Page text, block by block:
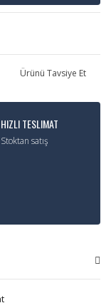
Ürünü Tavsiye Et
HIZLI TESLIMAT
Stoktan satış